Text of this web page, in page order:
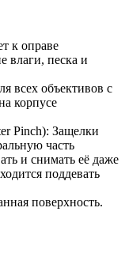
к оправе
влаги, песка и
всех объективов с
корпусе
Pinch): Защелки
часть
и снимать её даже
поддевать
поверхность.